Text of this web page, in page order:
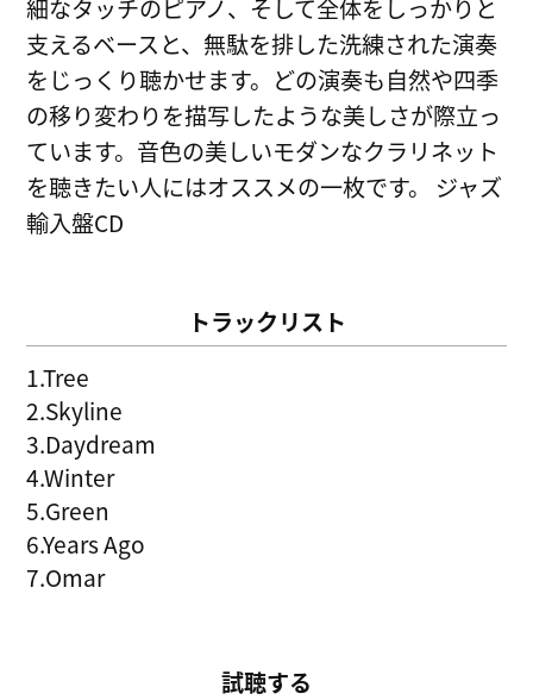
細なタッチのピアノ、そして全体をしっかりと
支えるベースと、無駄を排した洗練された演奏
をじっくり聴かせます。どの演奏も自然や四季
の移り変わりを描写したような美しさが際立っ
ています。音色の美しいモダンなクラリネット
を聴きたい人にはオススメの一枚です。 ジャズ
輸入盤CD
トラックリスト
1.Tree
2.Skyline
3.Daydream
4.Winter
5.Green
6.Years Ago
7.Omar
試聴する